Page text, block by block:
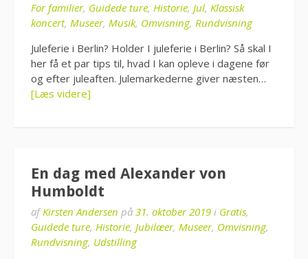
For familier, Guidede ture, Historie, Jul, Klassisk
koncert, Museer, Musik, Omvisning, Rundvisning
Juleferie i Berlin? Holder I juleferie i Berlin? Så skal I
her få et par tips til, hvad I kan opleve i dagene før
og efter juleaften. Julemarkederne giver næsten…
[Læs videre]
En dag med Alexander von
Humboldt
afKirsten Andersen på 31. oktober 2019 i Gratis,
Guidede ture, Historie, Jubilæer, Museer, Omvisning,
Rundvisning, Udstilling